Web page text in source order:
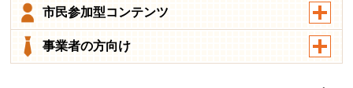
市民参加型コンテンツ
事業者の方向け